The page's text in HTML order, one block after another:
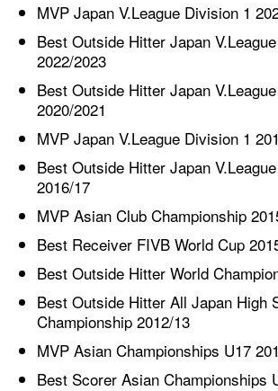
MVP Japan V.League Division 1
Best Outside Hitter Japan
2022/2023
Best Outside Hitter Japan
2020/2021
MVP Japan V.League Division 1
Best Outside Hitter Japan
2016/17
MVP Asian Club Championship
Best Receiver FIVB World Cup
Best Outside Hitter World
Best Outside Hitter All Japan High
Championship 2012/13
MVP Asian Championships U17
Best Scorer Asian Championships